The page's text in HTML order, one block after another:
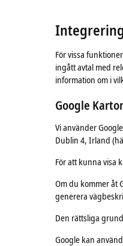
För vissa
ingått avtal med
information om i
Google Kartor
Vi använder
Dublin 4, Irland
För att kunna visa
Om du kommer åt
generera
Den rättsliga
Google kan